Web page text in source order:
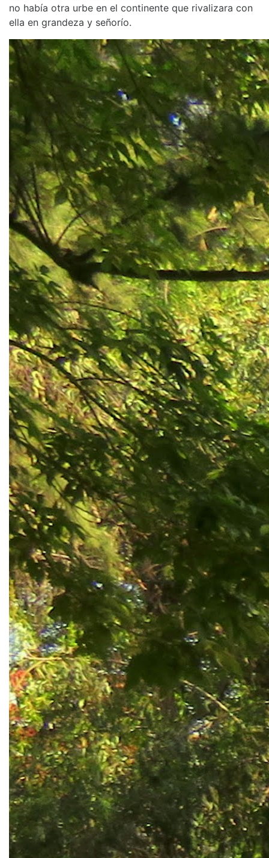
no había otra urbe en el continente que rivalizara con
ella en grandeza y señorío.